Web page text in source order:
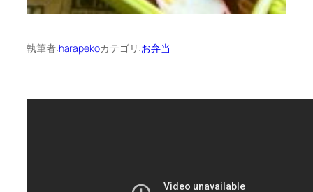
執筆者:harapekoカテゴリ:お弁当